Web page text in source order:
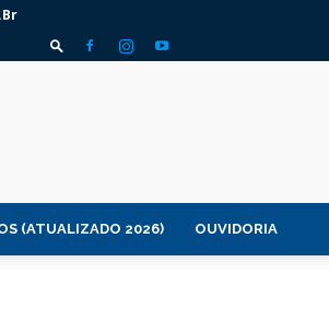
(ATUALIZADO 2026) OUVIDORIA